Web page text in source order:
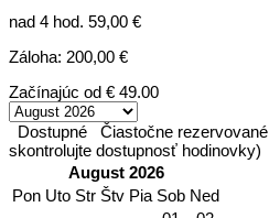
nad 4 hod. 59,00 €
Záloha: 200,00 €
Začínajúc od € 49.00
Dostupné Čiastočne rezervované
skontrolujte dostupnosť hodinovky)
August 2026
Pon Uto Str Štv Pia Sob Ned